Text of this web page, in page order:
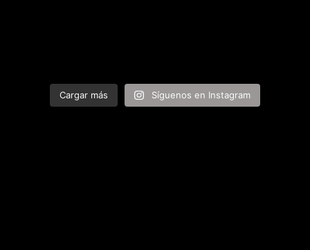
Cargar más Síguenos en Instagram